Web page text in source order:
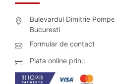
Bulevardul Dimitrie
Bucuresti
Formular de contact
Plata online prin::